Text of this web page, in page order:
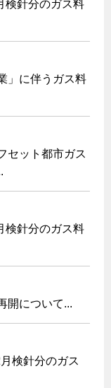
検針分のガス料
」に伴うガス料
セット都市ガス
検針分のガス料
開について...
検針分のガス